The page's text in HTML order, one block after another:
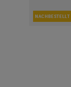
NACHBESTELLT